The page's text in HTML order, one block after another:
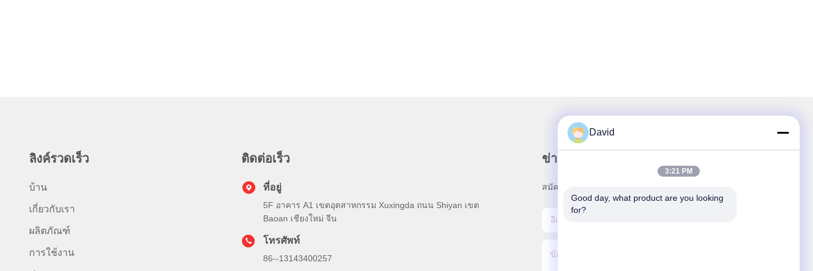
ลิงค์รวดเร็ว
บ้าน
เกี่ยวกับเรา
ผลิตภัณฑ์
การใช้งาน
ติดต่อเร็ว
ที่อยู่
5F อาคาร A1 เขตอุตสาหกรรม Xuxingda ถนน Shiyan เขต
Baoan เชียงใหม่ จีน
โทรศัพท์
86--13143400257
ข่าวสารของเรา
สมัครสมาชิกข่าวสารของเรา เพื่อรับส่วนลดและอื่นๆ
David
3:21 PM
Good day, what product are you looking
for?